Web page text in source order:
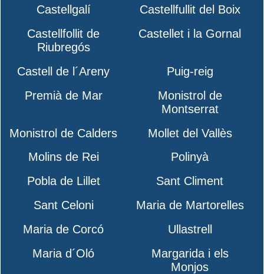
Castellgalí
Castellfullit del Boix
Castellfollit de
Riubregós
Castellet i la Gornal
Castell de l´Areny
Puig-reig
Premià de Mar
Monistrol de
Montserrat
Monistrol de Calders
Mollet del Vallès
Molins de Rei
Polinyà
Pobla de Lillet
Sant Climent
Sant Celoni
Maria de Martorelles
Maria de Corcó
Ullastrell
Maria d´Oló
Margarida i els
Monjos